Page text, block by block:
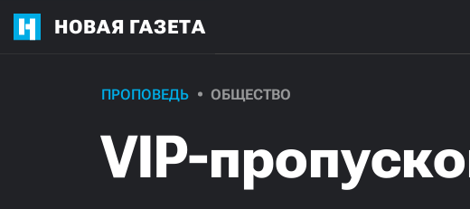
НОВАЯ ГАЗЕТА
ПРОПОВЕДЬ ОБЩЕСТВО
VIP-